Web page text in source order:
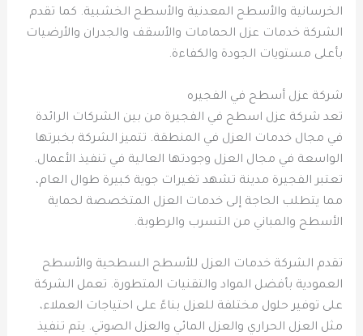
الخرسانية والأسطح المعدنية والأسطح الخشبية. كما تقدم
الشركة خدمات عزل الحمامات والأسقف والجدران والأرضيات
بأعلى مستويات الجودة والكفاءة.
شركة عزل أسطح في الفجيره
تعد شركة عزل اسطح في الفجيرة من بين الشركات الرائدة
في مجال خدمات العزل في المنطقة. تتميز الشركة بخبرتها
الواسعة في مجال العزل وجودتها العالية في تنفيذ الأعمال.
تعتبر الفجيرة مدينة تشهد تغيرات جوية كبيرة طوال العام،
مما يتطلب الحاجة إلى خدمات العزل المتخصصة لحماية
الأسطح والمباني من التسرب والرطوبة.
تقدم الشركة خدمات العزل للأسطح السطحية والأسطح
العمودية بأفضل المواد والتقنيات المتطورة. تعمل الشركة
على توفير حلول مختلفة للعزل بناءً على احتياجات العملاء،
مثل العزل الحراري والعزل المائي والعزل الصوتي. يتم تنفيذ